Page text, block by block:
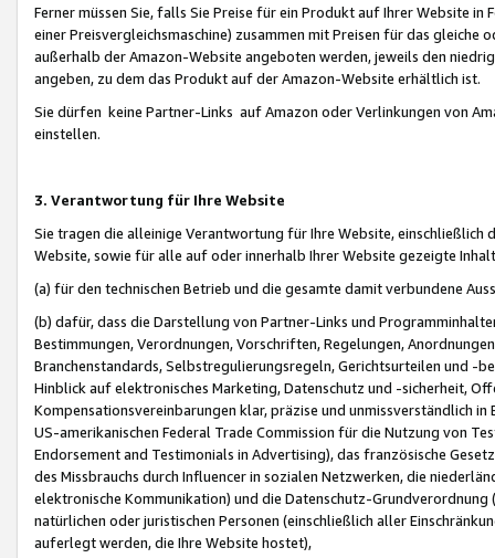
Ferner müssen Sie, falls Sie Preise für ein Produkt auf Ihrer Website
einer Preisvergleichsmaschine) zusammen mit Preisen für das
außerhalb der Amazon-Website angeboten werden, jeweils den
angeben, zu dem das Produkt auf der Amazon-Website erhältlich ist.
Sie dürfen keine Partner-Links auf Amazon oder Verlinkungen von
einstellen.
3. Verantwortung für Ihre Website
Sie tragen die alleinige Verantwortung für Ihre Website,
Website, sowie für alle auf oder innerhalb Ihrer Website gezeigte
(a) für den technischen Betrieb und die gesamte damit verbundene
(b) dafür, dass die Darstellung von Partner-Links und
Bestimmungen, Verordnungen, Vorschriften, Regelungen,
Branchenstandards, Selbstregulierungsregeln, Gerichtsurteilen und -
Hinblick auf elektronisches Marketing, Datenschutz und -sicherheit,
Kompensationsvereinbarungen klar, präzise und unmissverständlich
US-amerikanischen Federal Trade Commission für die Nutzung von
Endorsement and Testimonials in Advertising), das französische
des Missbrauchs durch Influencer in sozialen Netzwerken, die
elektronische Kommunikation) und die Datenschutz-
natürlichen oder juristischen Personen (einschließlich aller
auferlegt werden, die Ihre Website hostet),